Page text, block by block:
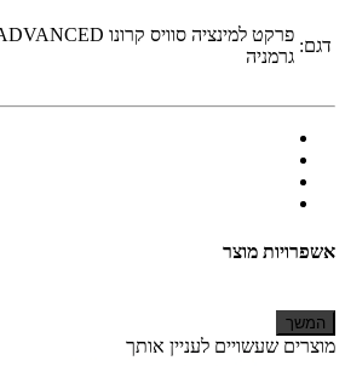
דגם:
גרמניה
אשפרויות מוצר
המשך
מוצרים שעשויים לעניין אותך